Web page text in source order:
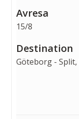
15/8
Göteborg - Split,